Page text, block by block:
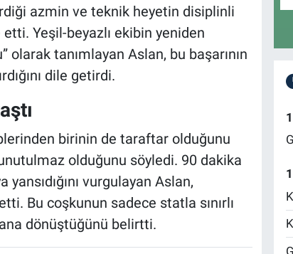
azmin ve teknik heyetin disiplinli
etti. Yeşil-beyazlı ekibin yeniden
tanımlayan Aslan, bu başarının
dile getirdi.
birinin de taraftar olduğunu
olduğunu söyledi. 90 dakika
vurgulayan Aslan,
Bu coşkunun sadece statla sınırlı
dönüştüğünü belirtti.